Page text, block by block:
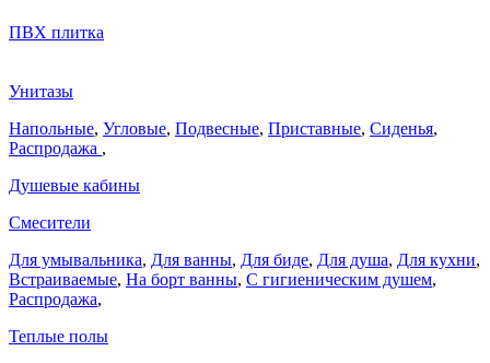
ПВХ плитка
Унитазы
Напольные, Угловые, Подвесные, Приставные, Сиденья,
Распродажа ,
Душевые кабины
Смесители
Для умывальника, Для ванны, Для биде, Для душа, Для кухни,
Встраиваемые, На борт ванны, C гигиеническим душем,
Распродажа,
Теплые полы